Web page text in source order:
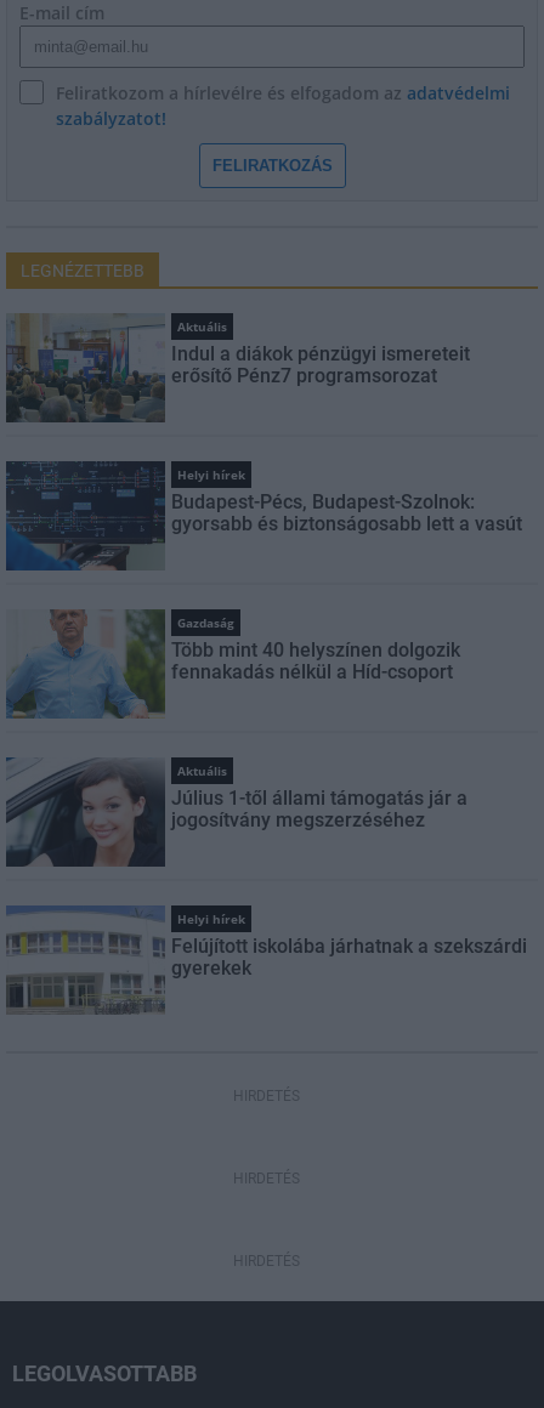
E-mail cím
Feliratkozom a hírlevélre és elfogadom az adatvédelmi
szabályzatot!
FELIRATKOZÁS
LEGNÉZETTEBB
Aktuális
Indul a diákok pénzügyi ismereteit
erősítő Pénz7 programsorozat
Helyi hírek
Budapest-Pécs, Budapest-Szolnok:
gyorsabb és biztonságosabb lett a vasút
Gazdaság
Több mint 40 helyszínen dolgozik
fennakadás nélkül a Híd-csoport
Aktuális
Július 1-től állami támogatás jár a
jogosítvány megszerzéséhez
Helyi hírek
Felújított iskolába járhatnak a szekszárdi
gyerekek
HIRDETÉS
HIRDETÉS
HIRDETÉS
LEGOLVASOTTABB